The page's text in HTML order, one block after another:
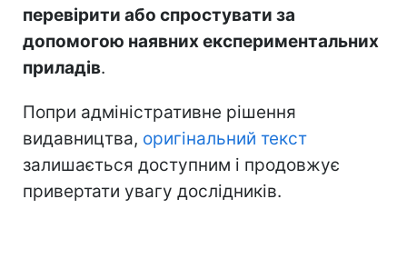
перевірити або спростувати за
допомогою наявних експериментальних
приладів.
Попри адміністративне рішення
видавництва, оригінальний текст
залишається доступним і продовжує
привертати увагу дослідників.